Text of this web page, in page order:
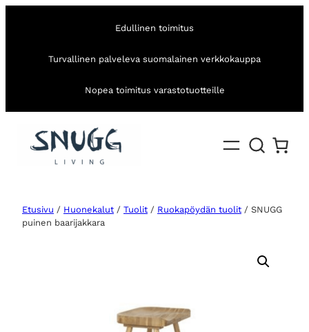
Edullinen toimitus
Turvallinen palveleva suomalainen verkkokauppa
Nopea toimitus varastotuotteille
Etusivu / Huonekalut / Tuolit / Ruokapöydän tuolit / SNUGG
puinen baarijakkara